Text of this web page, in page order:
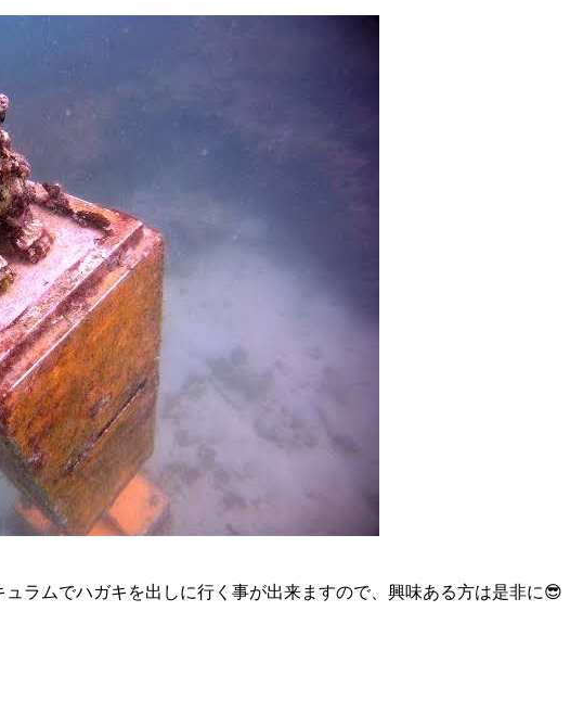
ラムでハガキを出しに行く事が出来ますので、興味ある方は是非に😎